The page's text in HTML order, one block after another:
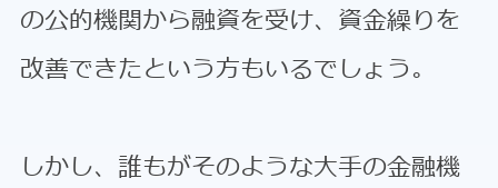
の公的機関から融資を受け、資金繰りを
改善できたという方もいるでしょう。
しかし、誰もがそのような大手の金融機